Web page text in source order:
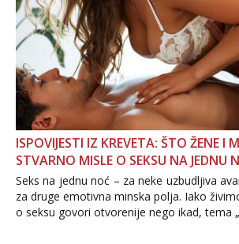
ISPOVIJESTI IZ KREVETA: ŠTO ŽENE I
STVARNO MISLE O SEKSU NA JEDNU
Seks na jednu noć – za neke uzbudljiva
za druge emotivna minska polja. Iako
o seksu govori otvorenije nego ikad, tema
dalje izaziva burne rasprave. Što